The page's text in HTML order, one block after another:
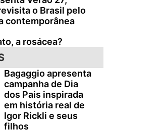
o Brasil pelo
contemporânea
a rosácea?
Bagaggio apresenta
campanha de Dia
dos Pais inspirada
em história real de
Igor Rickli e seus
filhos